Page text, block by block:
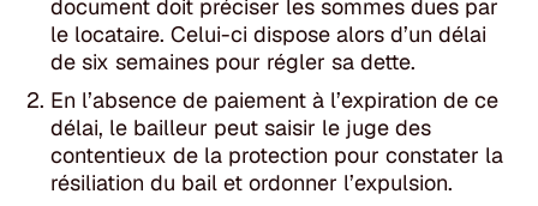
document doit préciser les sommes dues par
le locataire. Celui-ci dispose alors d’un délai
de six semaines pour régler sa dette.
En l’absence de paiement à l’expiration de ce
délai, le bailleur peut saisir le juge des
contentieux de la protection pour constater la
résiliation du bail et ordonner l’expulsion.